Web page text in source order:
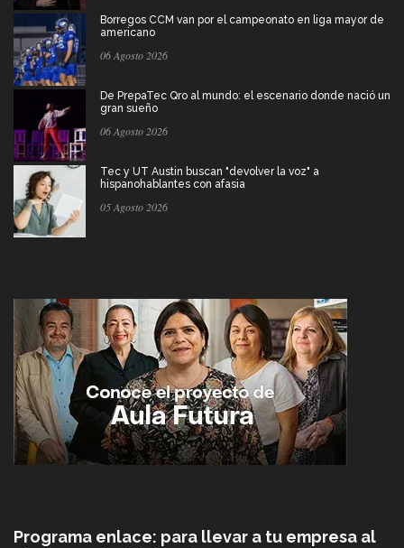
Borregos CCM van por el campeonato en liga mayor de
americano
06 Agosto 2026
De PrepaTec Qro al mundo: el escenario donde nació un
gran sueño
06 Agosto 2026
Tec y UT Austin buscan "devolver la voz" a
hispanohablantes con afasia
05 Agosto 2026
Programa enlace: para llevar a tu empresa al